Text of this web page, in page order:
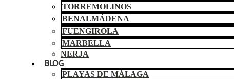
TORREMOLINOS
BENALMÁDENA
FUENGIROLA
MARBELLA
NERJA
BLOG
PLAYAS DE MÁLAGA